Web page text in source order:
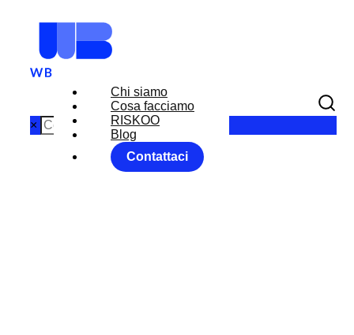
Chi siamo
Cosa facciamo
RISKOO
Blog
Contattaci
×
DAZI USA UE